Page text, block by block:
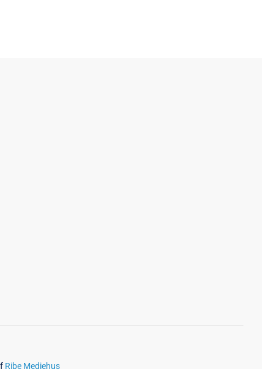
Ribe Mediehus